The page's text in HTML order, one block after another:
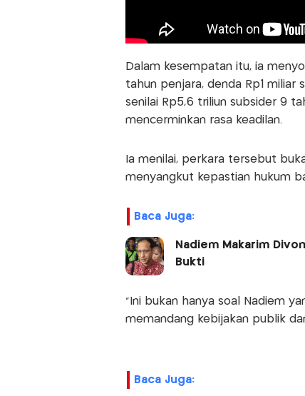
Dalam kesempatan itu, ia
tahun penjara, denda Rp1 miliar
senilai Rp5,6 triliun subsider 9
mencerminkan rasa keadilan.
Ia menilai, perkara tersebut
menyangkut kepastian hukum
Baca Juga:
Nadiem Makarim
Bukti
"Ini bukan hanya soal Nadiem
memandang kebijakan publik
Baca Juga: